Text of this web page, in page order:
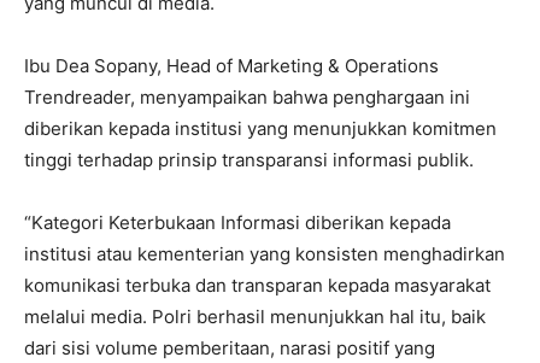
Ibu Dea Sopany, Head of Marketing & Operations
Trendreader, menyampaikan bahwa penghargaan ini
diberikan kepada institusi yang menunjukkan komitmen
tinggi terhadap prinsip transparansi informasi publik.
“Kategori Keterbukaan Informasi diberikan kepada
institusi atau kementerian yang konsisten menghadirkan
komunikasi terbuka dan transparan kepada masyarakat
melalui media. Polri berhasil menunjukkan hal itu, baik
dari sisi volume pemberitaan, narasi positif yang